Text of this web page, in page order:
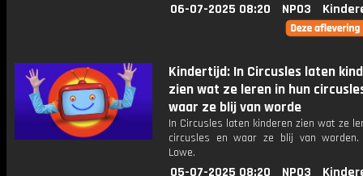
06-07-2025 08:20 NPO3
Kindertijd: In Circusles laten
zien wat ze leren in hun
waar ze blij van worde
In Circusles laten kinderen zien wat ze
circusles en waar ze blij van worden.
Lowe.
05-07-2025 08:20 NPO3